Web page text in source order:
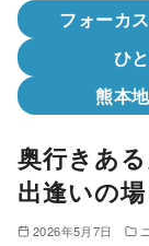
フォーカ
ひと
熊本
奥行きあ
出逢いの
2026年5月7日